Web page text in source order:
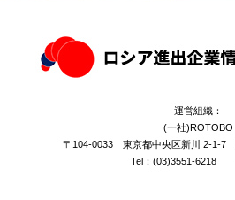
運営組織：
(一社)ROTOBO
〒104-0033 東京都中央区新川 2-1-7
Tel： (03)3551-6218